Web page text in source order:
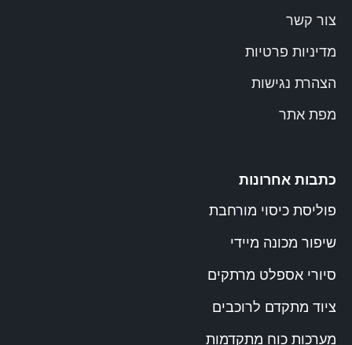
צור קשר
מדיניות פרטיות
הצהרת נגישות
מפת אתר
כתבות אחרונות
פוליסת כיסוי מורחבת
שיפור מכונה מיידי
סיורי אספלט מרתקים
ציוד מתקדם לרוכבים
מערכות כוח מתקדמות